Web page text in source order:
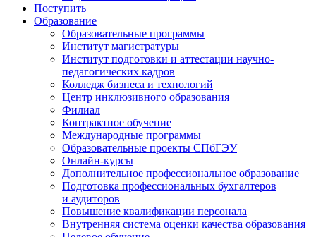
Поступить
Образование
Образовательные программы
Институт магистратуры
Институт подготовки и аттестации научно-
педагогических кадров
Колледж бизнеса и технологий
Центр инклюзивного образования
Филиал
Контрактное обучение
Международные программы
Образовательные проекты СПбГЭУ
Онлайн-курсы
Дополнительное профессиональное образование
Подготовка профессиональных бухгалтеров
и аудиторов
Повышение квалификации персонала
Внутренняя система оценки качества образования